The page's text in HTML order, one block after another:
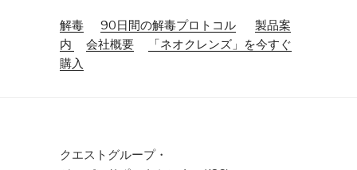
解毒 90日間の解毒プロトコル
製品案
内
会社概要
「ネオクレンズ」を今すぐ
購入
クエストグループ・